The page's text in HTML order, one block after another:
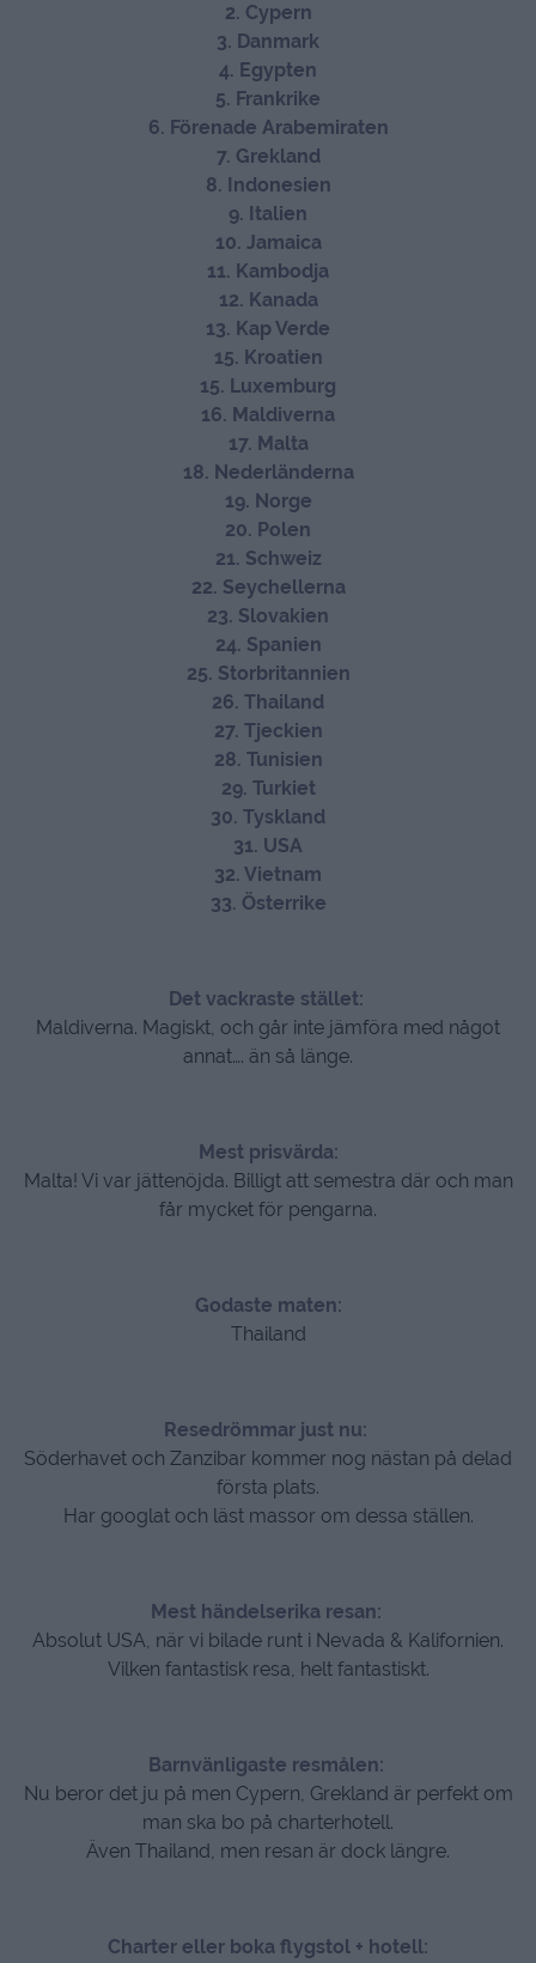
2. Cypern
3. Danmark
4. Egypten
5. Frankrike
6. Förenade Arabemiraten
7. Grekland
8. Indonesien
9. Italien
10. Jamaica
11. Kambodja
12. Kanada
13. Kap Verde
15. Kroatien
15. Luxemburg
16. Maldiverna
17. Malta
18. Nederländerna
19. Norge
20. Polen
21. Schweiz
22. Seychellerna
23. Slovakien
24. Spanien
25. Storbritannien
26. Thailand
27. Tjeckien
28. Tunisien
29. Turkiet
30. Tyskland
31. USA
32. Vietnam
33. Österrike
Det vackraste stället:
Maldiverna. Magiskt, och går inte jämföra med något
annat…. än så länge.
Mest prisvärda:
Malta! Vi var jättenöjda. Billigt att semestra där och man
får mycket för pengarna.
Godaste maten:
Thailand
Resedrömmar just nu:
Söderhavet och Zanzibar kommer nog nästan på delad
första plats.
Har googlat och läst massor om dessa ställen.
Mest händelserika resan:
Absolut USA, när vi bilade runt i Nevada & Kalifornien.
Vilken fantastisk resa, helt fantastiskt.
Barnvänligaste resmålen:
Nu beror det ju på men Cypern, Grekland är perfekt om
man ska bo på charterhotell.
Även Thailand, men resan är dock längre.
Charter eller boka flygstol + hotell: